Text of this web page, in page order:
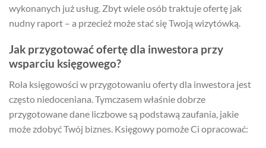
wykonanych już usług. Zbyt wiele osób traktuje ofertę jak
nudny raport – a przecież może stać się Twoją wizytówką.
Jak przygotować ofertę dla inwestora przy
wsparciu księgowego?
Rola księgowości w przygotowaniu oferty dla inwestora jest
często niedoceniana. Tymczasem właśnie dobrze
przygotowane dane liczbowe są podstawą zaufania, jakie
może zdobyć Twój biznes. Księgowy pomoże Ci opracować: